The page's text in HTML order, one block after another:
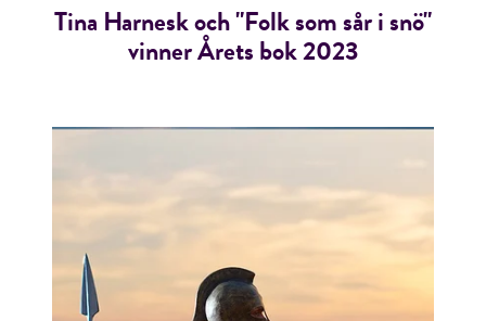
Tina Harnesk och "Folk som sår i snö"
vinner Årets bok 2023